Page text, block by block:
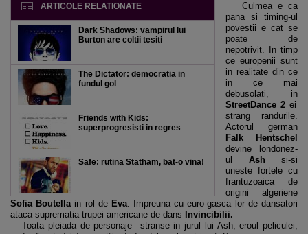
ARTICOLE RELATIONATE
Dark Shadows: vampirul lui
Burton are coltii tesiti
The Dictator: democratia in
fundul gol
Friends with Kids:
superprogresisti in regres
Safe: rutina Statham, bat-o vina!
Culmea e ca
pana si timing-ul
povestii e cat se
poate de
nepotrivit. In timp
ce europenii sunt
in realitate din ce
in ce mai
debusolati, in
StreetDance 2 ei
strang randurile.
Actorul german
Falk Hentschel
devine londonez-
ul
Ash si-si
uneste fortele cu
frantuzoaica de
origini algeriene
Sofia Boutellain rol deEva. Impreuna cu euro-gasca lor de dansatori
ataca suprematia trupei americane de dans Invincibilii.
Toata pleiada de personaje stranse in jurul lui Ash, eroul peliculei,